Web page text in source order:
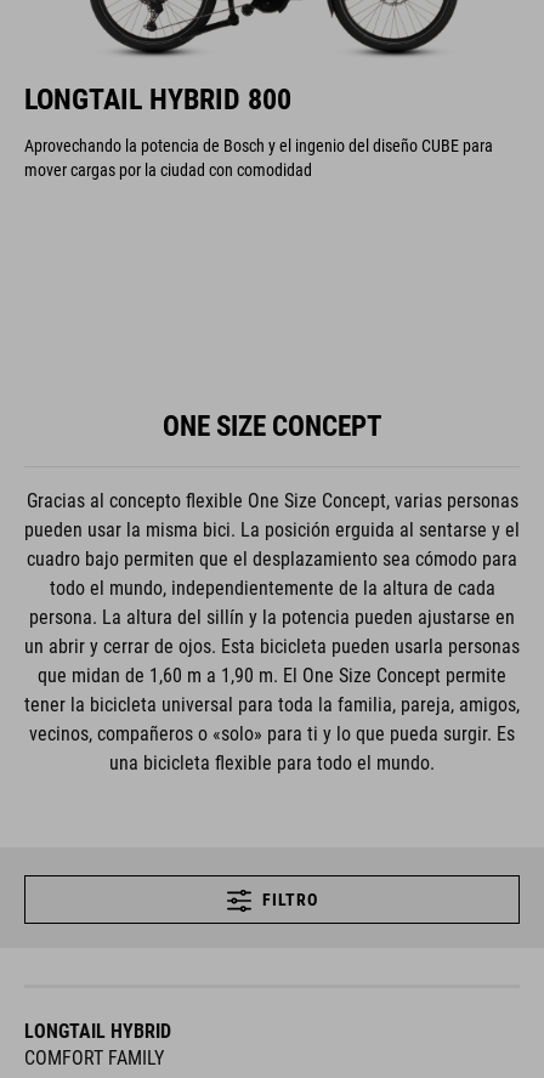
LONGTAIL HYBRID 800
Aprovechando la potencia de Bosch y el ingenio del diseño CUBE para
mover cargas por la ciudad con comodidad
ONE SIZE CONCEPT
Gracias al concepto flexible One Size Concept, varias personas
pueden usar la misma bici. La posición erguida al sentarse y el
cuadro bajo permiten que el desplazamiento sea cómodo para
todo el mundo, independientemente de la altura de cada
persona. La altura del sillín y la potencia pueden ajustarse en
un abrir y cerrar de ojos. Esta bicicleta pueden usarla personas
que midan de 1,60 m a 1,90 m. El One Size Concept permite
tener la bicicleta universal para toda la familia, pareja, amigos,
vecinos, compañeros o «solo» para ti y lo que pueda surgir. Es
una bicicleta flexible para todo el mundo.
FILTRO
LONGTAIL HYBRID
COMFORT FAMILY